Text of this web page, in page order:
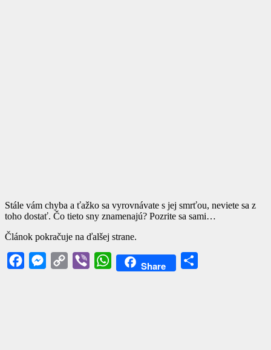
Stále vám chyba a ťažko sa vyrovnávate s jej smrťou, neviete sa z
toho dostať. Čo tieto sny znamenajú? Pozrite sa sami…
Článok pokračuje na ďalšej strane.
FacebookMessenger
Copy
Viber WhatsAppShare